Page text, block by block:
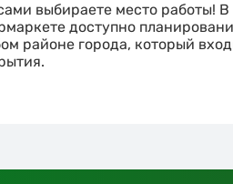
выбираете место работы! В
доступно
районе города, который